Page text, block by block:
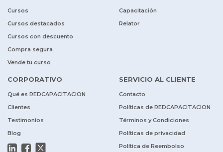
Cursos
Cursos destacados
Cursos con descuento
Compra segura
Vende tu curso
Capacitación
Relator
CORPORATIVO
Qué es REDCAPACITACION
Clientes
Testimonios
Blog
SERVICIO AL CLIENTE
Contacto
Políticas de REDCAPACITACION
Términos y Condiciones
Políticas de privacidad
Política de Reembolso